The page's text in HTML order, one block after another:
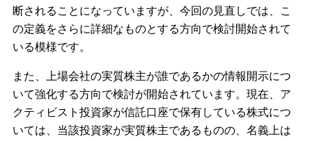
断されることになっていますが、今回の見直しでは、こ
の定義をさらに詳細なものとする方向で検討開始されて
いる模様です。
また、上場会社の実質株主が誰であるかの情報開示につ
いて強化する方向で検討が開始されています。現在、ア
クティビスト投資家が信託口座で保有している株式につ
いては、当該投資家が実質株主であるものの、名義上は